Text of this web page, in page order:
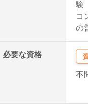
験
コ
の
必要な資格
不